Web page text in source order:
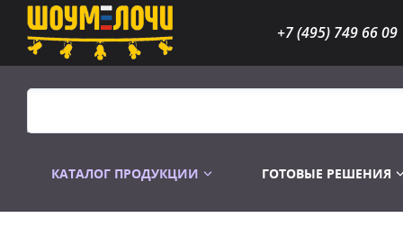
+7 (495) 749 66 09
КАТАЛОГ ПРОДУКЦИИ ГОТОВЫЕ РЕШЕНИЯ